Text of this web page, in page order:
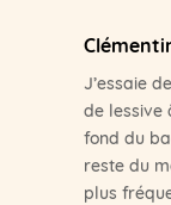
J’essaie
de lessive
fond du
reste du
plus